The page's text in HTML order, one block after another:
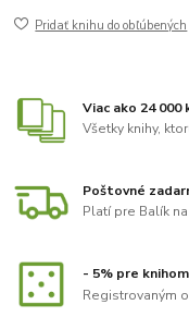
Pridať knihu do obľúbených
Viac ako 24 000
Všetky knihy,
Poštovné
Platí pre Balík
- 5% pre
Registrovaným